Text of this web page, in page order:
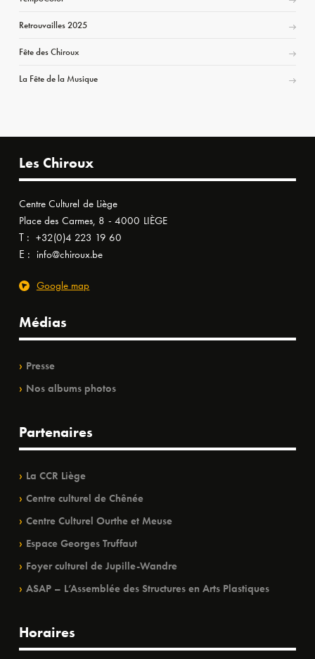
Retrouvailles 2025
Fête des Chiroux
La Fête de la Musique
Les Chiroux
Centre Culturel de Liège
Place des Carmes, 8 - 4000 LIÈGE
T : +32(0)4 223 19 60
E : info@chiroux.be
Google map
Médias
Presse
Nos albums photos
Partenaires
La CCR Liège
Centre culturel de Chênée
Centre Culturel Ourthe et Meuse
Espace Georges Truffaut
Foyer culturel de Jupille-Wandre
ASAP – L’Assemblée des Structures en Arts Plastiques
Horaires